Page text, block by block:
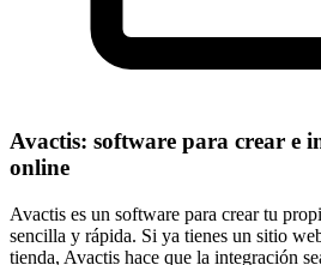
Avactis: software para crear e
online
Avactis es un software para crear tu
sencilla y rápida. Si ya tienes un sitio
tienda, Avactis hace que la integración